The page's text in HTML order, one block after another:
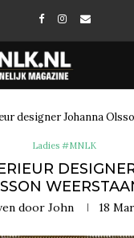
designer Johanna
Ladies #MNLK
door John 18